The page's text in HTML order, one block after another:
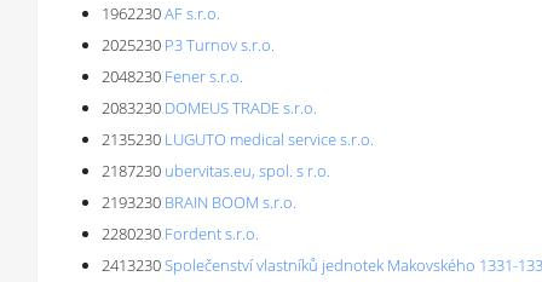
1962230AF s.r.o.
2025230 P3 Turnov s.r.o.
2048230 Fener s.r.o.
2083230 DOMEUS TRADE s.r.o.
2135230 LUGUTO medical service s.r.o.
2187230 ubervitas.eu, spol. s r.o.
2193230 BRAIN BOOM s.r.o.
2280230 Fordent s.r.o.
2413230Společenství vlastníků jednotek Makovského 1331-